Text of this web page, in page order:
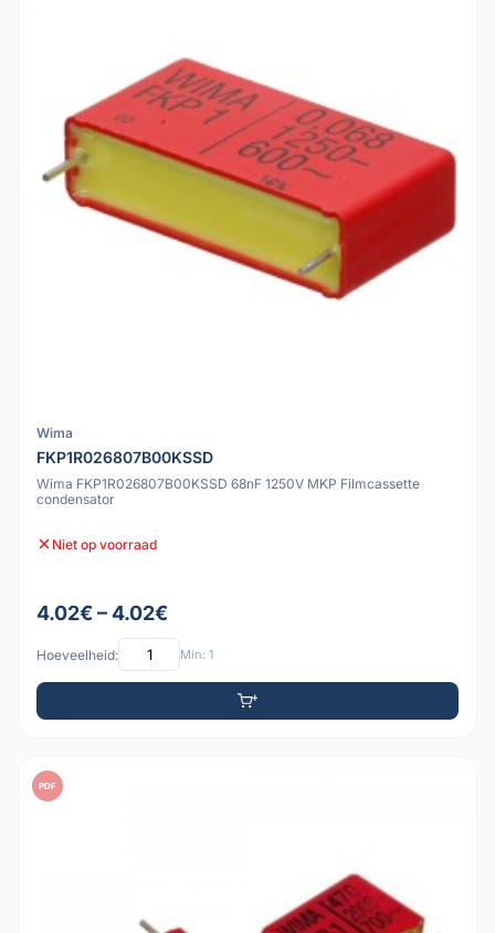
Wima
FKP1R026807B00KSSD
Wima FKP1R026807B00KSSD 68nF 1250V MKP Filmcassette
condensator
Niet op voorraad
4.02€ – 4.02€
Hoeveelheid: Min: 1
PDF